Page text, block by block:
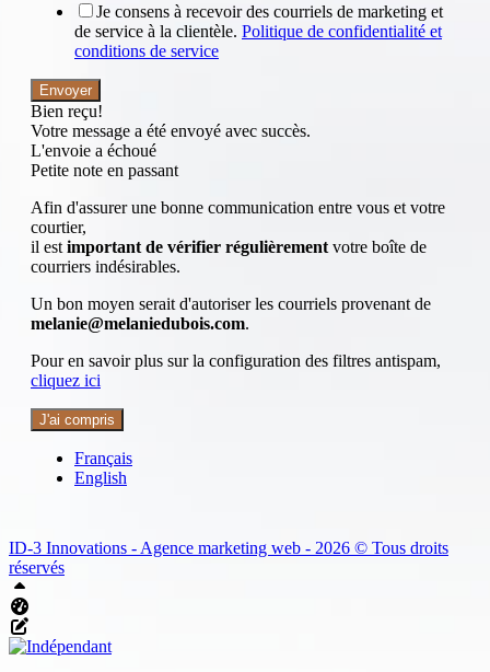
Je consens à recevoir des courriels de marketing et
de service à la clientèle. Politique de confidentialité et
conditions de service
Envoyer
Bien reçu!
Votre message a été envoyé avec succès.
L'envoie a échoué
Petite note en passant
Afin d'assurer une bonne communication entre vous et votre
courtier,
il est important de vérifier régulièrement votre boîte de
courriers indésirables.
Un bon moyen serait d'autoriser les courriels provenant de
melanie@melaniedubois.com.
Pour en savoir plus sur la configuration des filtres antispam,
cliquez ici
J'ai compris
Français
English
ID-3 Innovations - Agence marketing web - 2026 © Tous droits
réservés